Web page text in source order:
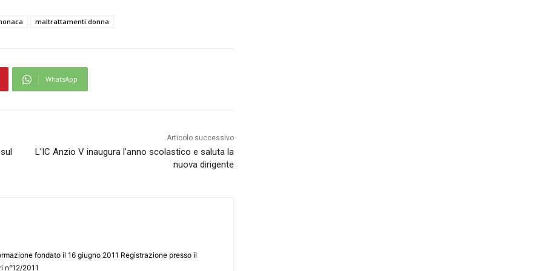
maltrattamenti donna
WhatsApp
Articolo successivo
L’IC Anzio V inaugura l’anno scolastico e saluta la
nuova dirigente
fondato il 16 giugno 2011 Registrazione presso il
n°12/2011